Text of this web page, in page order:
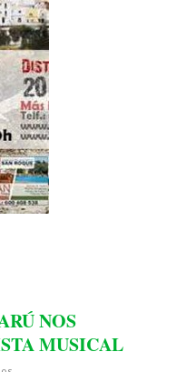
NOS
MUSICAL